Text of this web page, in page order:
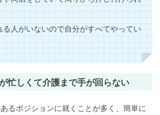
人がいないので自分がすべてやってい
忙しくて介護まで手が回らない
るポジションに就くことが多く、簡単に